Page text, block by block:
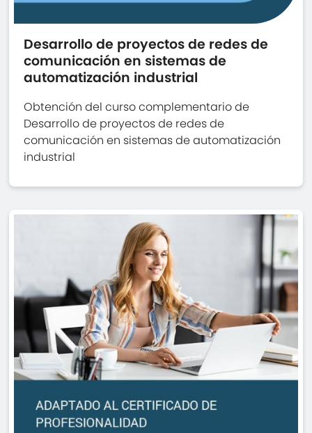
Desarrollo de proyectos de redes de
comunicación en sistemas de
automatización industrial
Obtención del curso complementario de
Desarrollo de proyectos de redes de
comunicación en sistemas de automatización
industrial